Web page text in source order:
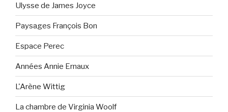
Ulysse de James Joyce
Paysages François Bon
Espace Perec
Années Annie Ernaux
L'Arène Wittig
La chambre de Virginia Woolf